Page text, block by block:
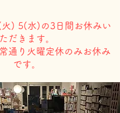
) 5(水)の3日間お休みい
ただきます。
通り火曜定休のみお休み
です。